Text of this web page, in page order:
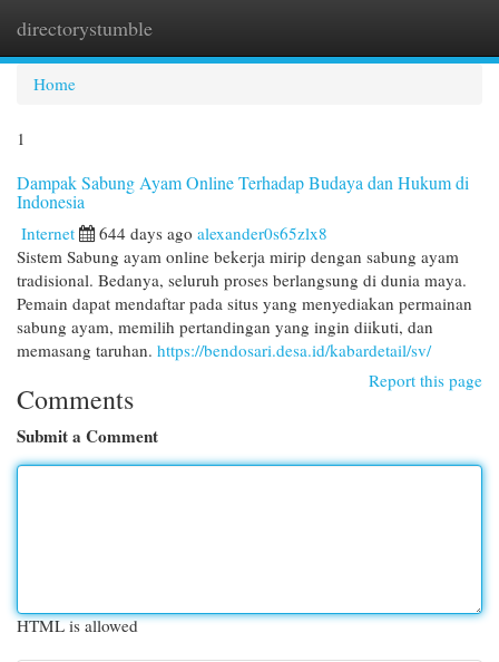
directorystumble
Home
1
Dampak Sabung Ayam Online Terhadap Budaya dan Hukum di
Indonesia
Internet 644 days ago alexander0s65zlx8
Sistem Sabung ayam online bekerja mirip dengan sabung ayam
tradisional. Bedanya, seluruh proses berlangsung di dunia maya.
Pemain dapat mendaftar pada situs yang menyediakan permainan
sabung ayam, memilih pertandingan yang ingin diikuti, dan
memasang taruhan. https://bendosari.desa.id/kabardetail/sv/
Report this page
Comments
Submit a Comment
HTML is allowed